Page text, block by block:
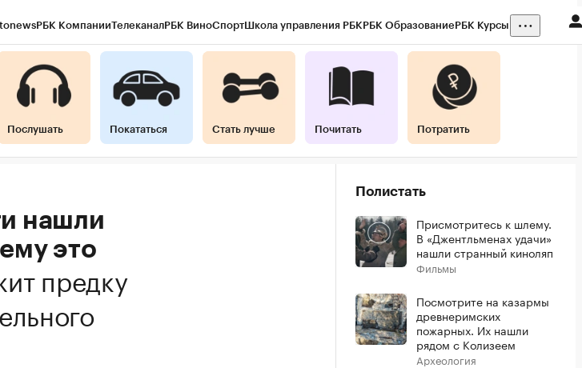
РБК КомпанииТелеканалРБК ВиноСпортШкола управления РБКРБК ОбразованиеРБК Курсы
Послушать Покататься Стать лучше Почитать Потратить
нашли
это
предку
Полистать
Присмотритесь к шлему.
В «Джентльменах удачи»
нашли странный киноляп
Фильмы
Посмотрите на казармы
древнеримских
пожарных. Их нашли
рядом с Колизеем
Археология